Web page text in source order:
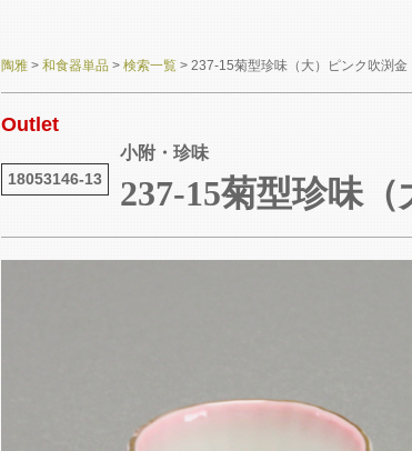
陶雅 > 和食器単品 > 検索一覧 > 237-15菊型珍味（大）ピンク吹渕金
Outlet
18053146-13
小附・珍味
237-15菊型珍味